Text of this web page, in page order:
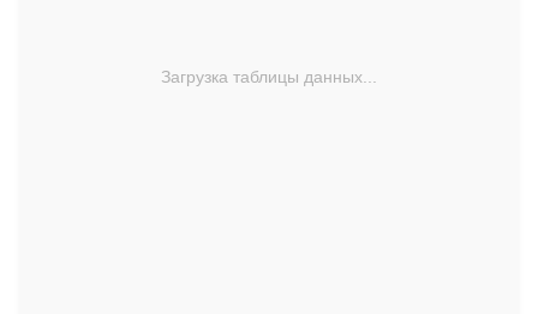
Загрузка таблицы данных...